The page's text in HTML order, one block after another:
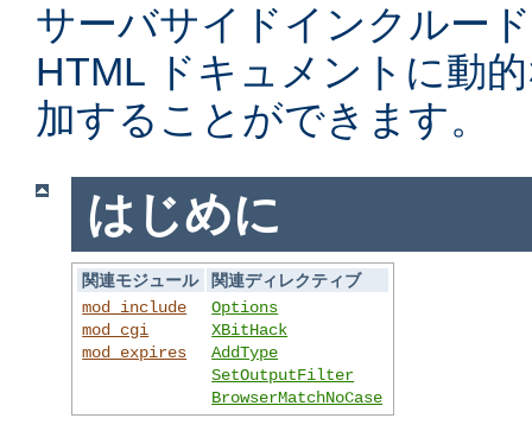
サーバサイドインクルー
HTML ドキュメントに動
加することができます。
はじめに
関連モジュール
関連ディレクティブ
mod_include
mod_cgi
mod_expires
Options
XBitHack
AddType
SetOutputFilter
BrowserMatchNoCase